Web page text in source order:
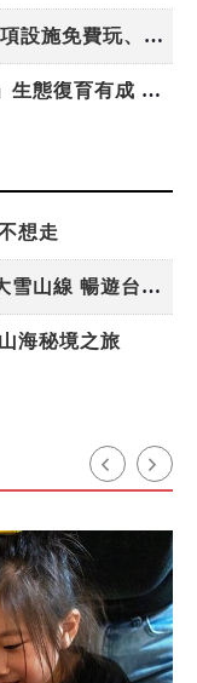
高雄最大親子遊樂園8/8開幕！30項設施免費玩、YOYO家族嗨翻暑假
虎頭埤森林秘境！「枯樹籬步道」生態復育有成 走進大自然生命教室
想走
台灣好行／新路線！下半年增開大雪山線 暢遊台中更便利
海秘境之旅